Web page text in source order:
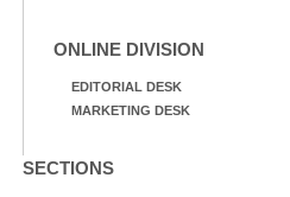
ONLINE DIVISION
EDITORIAL DESK
MARKETING DESK
SECTIONS